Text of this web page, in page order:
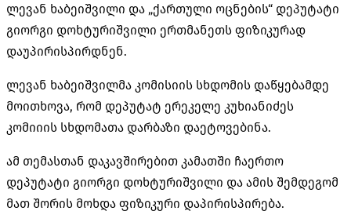
ლევან ხაბეიშვილი და „ქართული ოცნების“ დეპუტატი
გიორგი დოხტურიშვილი ერთმანეთს ფიზიკურად
დაუპირისპირდნენ.
ლევან ხაბეიშვილმა კომისიის სხდომის დაწყებამდე
მოითხოვა, რომ დეპუტატ ერეკელე კუხიანიძეს
კომიიის სხდომათა დარბაზი დაეტოვებინა.
ამ თემასთან დაკავშირებით კამათში ჩაერთო
დეპუტატი გიორგი დოხტურიშვილი და ამის შემდეგომ
მათ შორის მოხდა ფიზიკური დაპირისპირება.